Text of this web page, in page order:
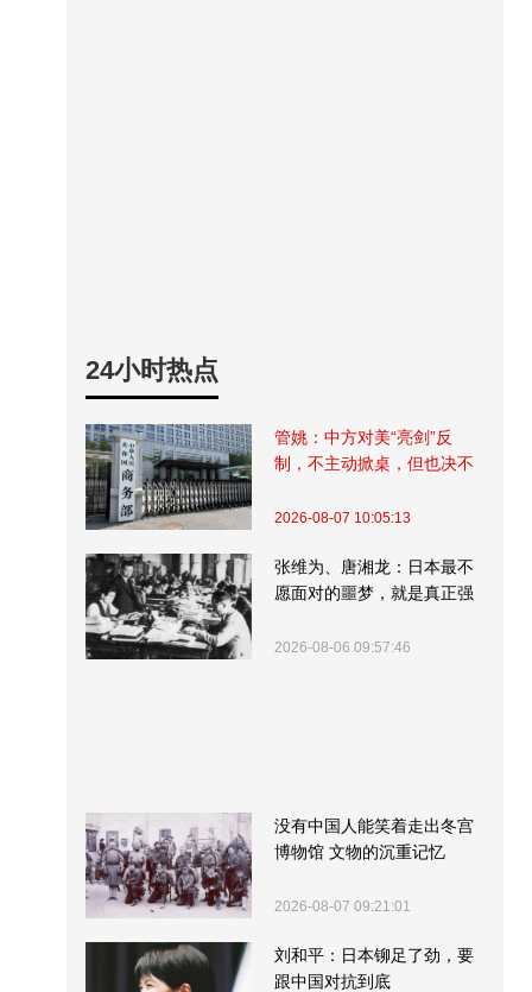
24小时热点
管姚：中方对美“亮剑”反
制，不主动掀桌，但也决不
2026-08-07 10:05:13
张维为、唐湘龙：日本最不
愿面对的噩梦，就是真正强
2026-08-06 09:57:46
没有中国人能笑着走出冬宫
博物馆 文物的沉重记忆
2026-08-07 09:21:01
刘和平：日本铆足了劲，要
跟中国对抗到底